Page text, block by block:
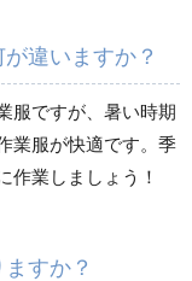
長袖違いますか？
服ですが、暑い時期
業服が快適です。季
作業しましょう！
すか？